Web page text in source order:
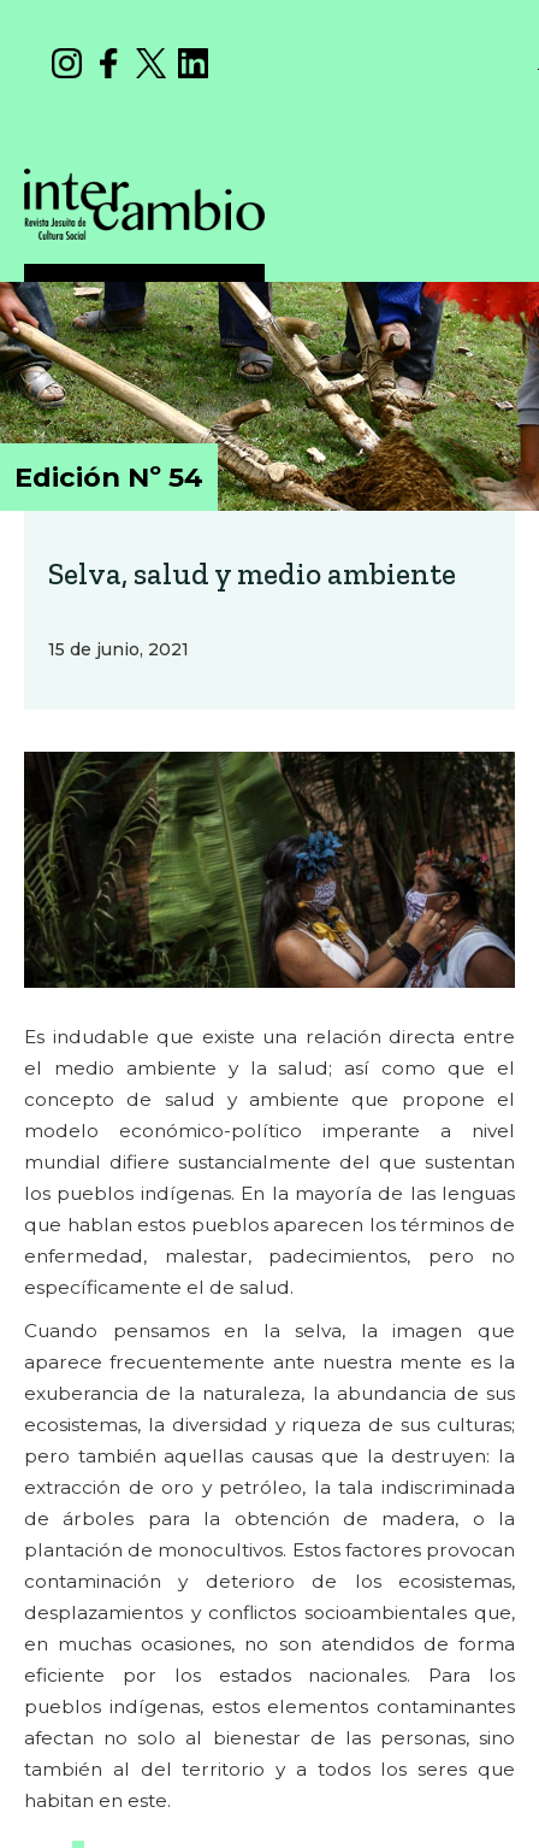
Edición Nº 54
Selva, salud y medio ambiente
15 de junio, 2021
Es indudable que existe una relación directa entre
el medio ambiente y la salud; así como que el
concepto de salud y ambiente que propone el
modelo económico-político imperante a nivel
mundial difiere sustancialmente del que sustentan
los pueblos indígenas. En la mayoría de las lenguas
que hablan estos pueblos aparecen los términos de
enfermedad, malestar, padecimientos, pero no
específicamente el de salud.
Cuando pensamos en la selva, la imagen que
aparece frecuentemente ante nuestra mente es la
exuberancia de la naturaleza, la abundancia de sus
ecosistemas, la diversidad y riqueza de sus culturas;
pero también aquellas causas que la destruyen: la
extracción de oro y petróleo, la tala indiscriminada
de árboles para la obtención de madera, o la
plantación de monocultivos. Estos factores provocan
contaminación y deterioro de los ecosistemas,
desplazamientos y conflictos socioambientales que,
en muchas ocasiones, no son atendidos de forma
eficiente por los estados nacionales. Para los
pueblos indígenas, estos elementos contaminantes
afectan no solo al bienestar de las personas, sino
también al del territorio y a todos los seres que
habitan en este.